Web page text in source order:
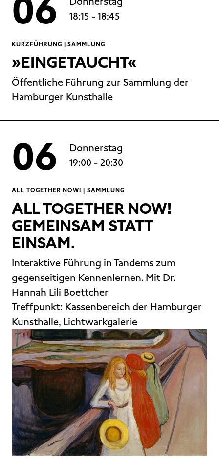
18:15 - 18:45
KURZFÜHRUNG | SAMMLUNG
»EINGETAUCHT«
Öffentliche Führung zur Sammlung der
Hamburger Kunsthalle
06
Donnerstag
19:00 - 20:30
ALL TOGETHER NOW! | SAMMLUNG
ALL TOGETHER NOW!
GEMEINSAM STATT
EINSAM.
Interaktive Führung in Tandems zum
gegenseitigen Kennenlernen. Mit Dr.
Hannah Lili Boettcher
Treffpunkt: Kassenbereich der Hamburger
Kunsthalle, Lichtwarkgalerie